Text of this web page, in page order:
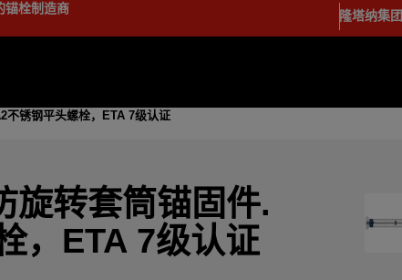
锚栓制造商 隆塔纳集团
不锈钢平头螺栓，ETA 7级认证
旋转套筒锚固件.
，ETA 7级认证